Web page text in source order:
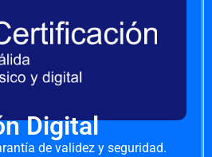
Digital
de validez y seguridad.